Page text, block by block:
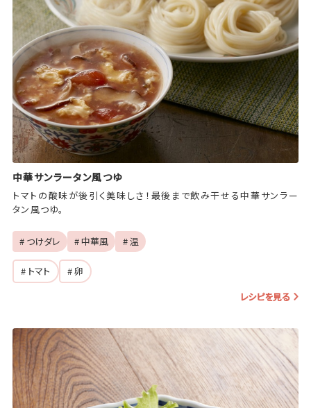
中華サンラータン風つゆ
トマトの酸味が後引く美味しさ！最後まで飲み干せる中華サンラー
タン風つゆ。
# つけダレ # 中華風 # 温
# トマト
# 卵
レシピを見る